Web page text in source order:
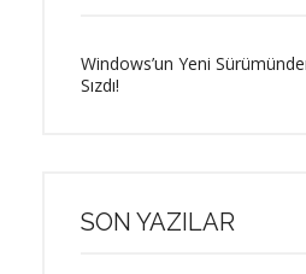
Windows’un Yeni
Sızdı!
SON YAZILAR